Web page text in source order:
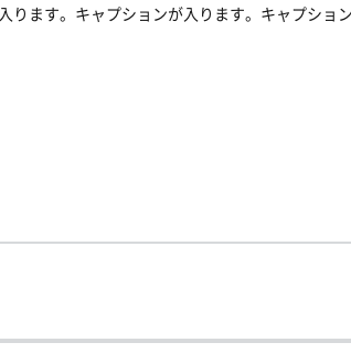
ます。キャプションが入ります。キャプショ